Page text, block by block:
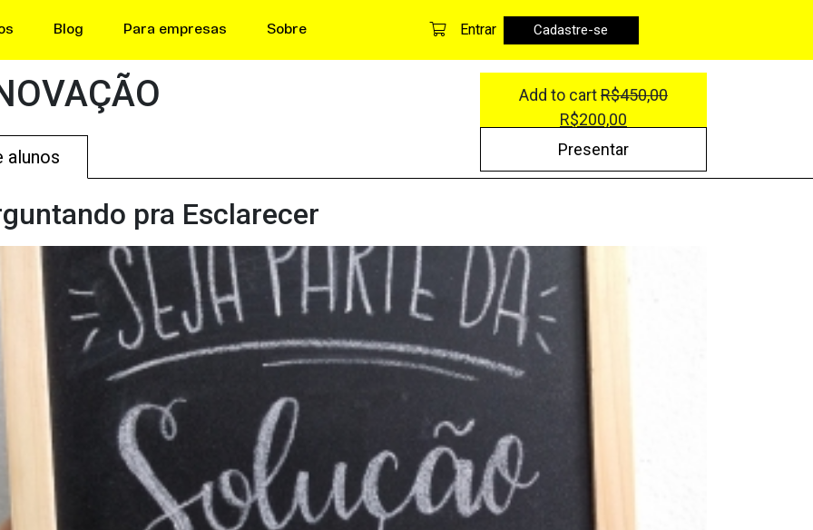
Blog Para empresas Sobre Entrar Cadastre-se
Add to cartR$450,00
R$200,00
Presentar
alunos
pra Esclarecer